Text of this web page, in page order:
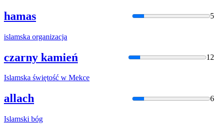
hamas 5
islamska organizacja
czarny kamień 12
Islamska świętość w Mekce
allach 6
Islamski bóg